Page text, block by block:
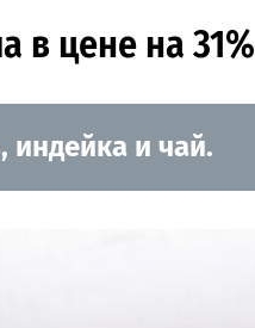
в цене на 31%
индейка и чай.